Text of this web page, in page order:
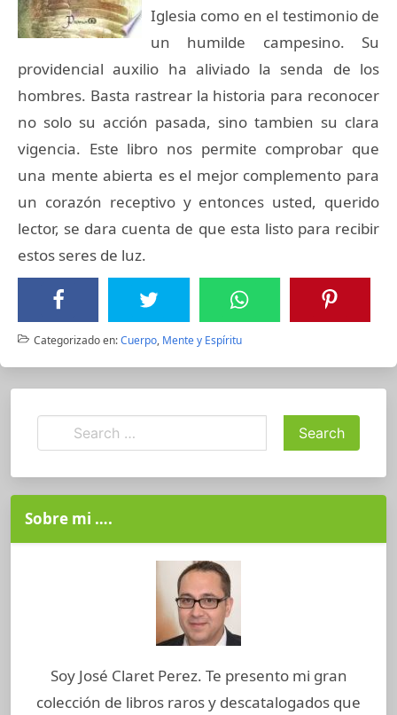
Iglesia como en el testimonio de
un humilde campesino. Su
providencial auxilio ha aliviado la senda de los
hombres. Basta rastrear la historia para reconocer
no solo su acción pasada, sino tambien su clara
vigencia. Este libro nos permite comprobar que
una mente abierta es el mejor complemento para
un corazón receptivo y entonces usted, querido
lector, se dara cuenta de que esta listo para recibir
estos seres de luz.
Categorizado en:Cuerpo, Mente y Espíritu
Sobre mi ….
Soy José Claret Perez. Te presento mi gran
colección de libros raros y descatalogados que